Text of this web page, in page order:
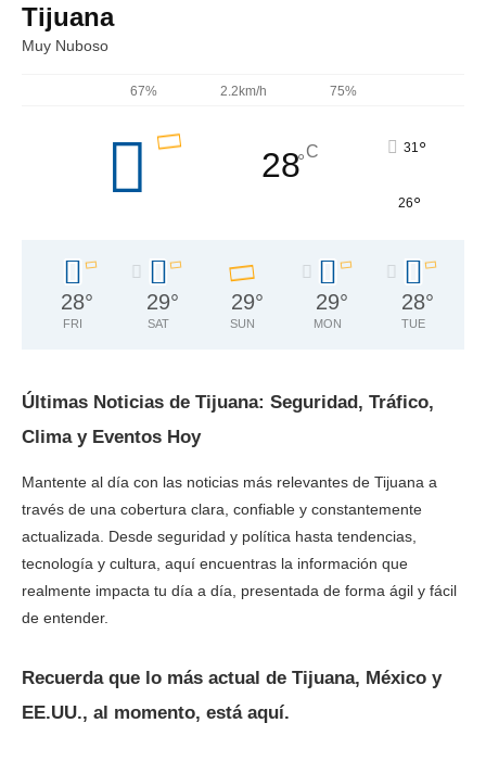
Tijuana
Muy Nuboso
67% 2.2km/h 75%
28°C 31°
26°
28°
FRI
29°
SAT
29°
SUN
29°
MON
28°
TUE
Últimas Noticias de Tijuana: Seguridad, Tráfico,
Clima y Eventos Hoy
Mantente al día con las noticias más relevantes de Tijuana a
través de una cobertura clara, confiable y constantemente
actualizada. Desde seguridad y política hasta tendencias,
tecnología y cultura, aquí encuentras la información que
realmente impacta tu día a día, presentada de forma ágil y fácil
de entender.
Recuerda que lo más actual de Tijuana, México y
EE.UU., al momento, está aquí.